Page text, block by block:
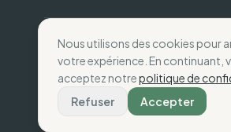
Nous utilisons des cookies pour
votre expérience. En continuant,
acceptez notrepolitique de
Refuser
Accepter
2026 The Wise Compass.
vos valeurs.
Fait avec💚en France